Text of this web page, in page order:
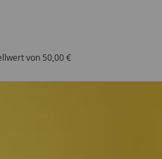
von 50,00 €
Shops